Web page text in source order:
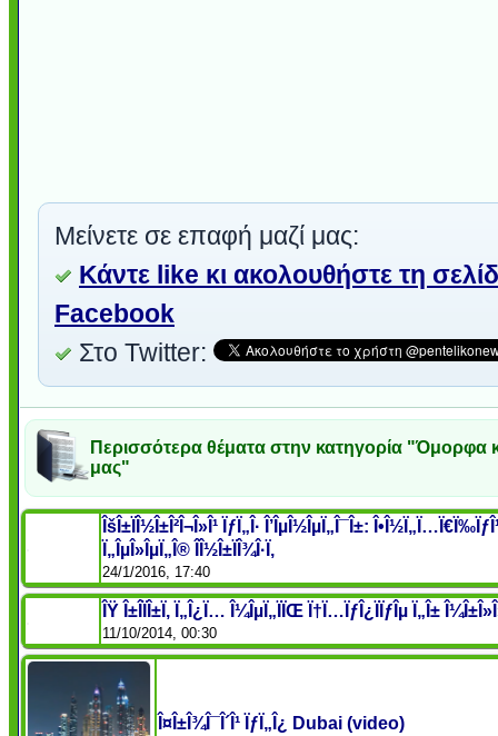
Μείνετε σε επαφή μαζί μας:
Κάντε like κι ακολουθήστε τη
Facebook
Στο Twitter:
Περισσότερα θέματα στην κατηγορία "Όμορφα
μας"
ÎšÎ±ÏÎ½Î±Î²Î¬Î»Î¹ ÏƒÏ„Î· Î’ÎµÎ½ÎµÏ„Î¯Î±:
Ï„ÎµÎ»ÎµÏ„Î® Î­Î½Î±ÏÎ¾Î·Ï‚
24/1/2016, 17:40
ÎŸ Î±Î­ÏÎ±Ï‚ Ï„Î¿Ï… Î¼ÎµÏ„ÏÏŒ Ï†Ï…ÏƒÎ¿ÏÏƒÎµ Ï„Î±
11/10/2014, 00:30
Î¤Î±Î¾Î¯Î´Î¹ ÏƒÏ„Î¿ Dubai (video)